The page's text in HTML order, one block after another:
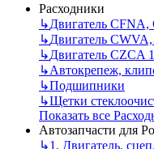
Расходники
↳Двигатель CFNA,
↳Двигатель
↳Двигатель CZCA
↳Автокрепеж,
↳Подшипники
↳Щетки
Показать все
Автозапчасти для
↳1. Двигатель,